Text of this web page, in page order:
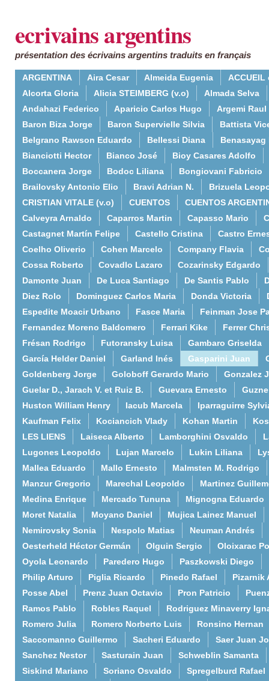
ecrivains argentins
présentation des écrivains argentins traduits en français
ARGENTINA Aira Cesar Almeida Eugenia
ACCUEIL
Alcorta Gloria
Alicia STEIMBERG (v.o)
Almada Selva
Andahazi Federico
Aparicio Carlos Hugo
Argemi Raul
Baron Biza Jorge
Baron Supervielle Silvia
Battista
Belgrano Rawson Eduardo
Bellessi Diana
Benasayag
Bianciotti Hector
Bianco José
Bioy Casares Adolfo
Boccanera Jorge
Bodoc Liliana
Bongiovani Fabricio
Brailovsky Antonio Elio
Bravi Adrian N.
Brizuela
CRISTIAN VITALE (v.o)
CUENTOS
CUENTOS
Calveyra Arnaldo
Caparros Martin Capasso Mario
Castagnet Martín Felipe
Castello Cristina
Castro
Coelho Oliverio
Cohen Marcelo Company Flavia
Cossa Roberto
Covadlo Lazaro
Cozarinsky Edgardo
Damonte Juan
De Luca Santiago De Santis Pablo
Diez Rolo
Dominguez Carlos Maria Donda Victoria
Espedite Moacir Urbano
Fasce Maria
Feinman Jose
Fernandez Moreno Baldomero
Ferrari Kike
Ferrer
Frésan Rodrigo
Futoransky Luisa
Gambaro Griselda
García Helder Daniel
Garland Inés Gasparini Juan
Goldenberg Jorge
Goloboff Gerardo Mario
Gonzalez
Guelar D., Jarach V. et Ruiz B.
Guevara Ernesto
Huston William Henry
Iacub Marcela
Iparraguirre
Kaufman Felix
Kociancich Vlady Kohan Martin
LES LIENS
Laiseca Alberto Lamborghini Osvaldo
Lugones Leopoldo
Lujan Marcelo Lukin Liliana
Mallea Eduardo
Mallo Ernesto
Malmsten M. Rodrigo
Manzur Gregorio
Marechal Leopoldo
Martinez
Medina Enrique
Mercado Tununa
Mignogna Eduardo
Moret Natalia
Moyano Daniel
Mujica Lainez Manuel
Nemirovsky Sonia
Nespolo Matias
Neuman Andrés
Oesterheld Héctor Germán
Olguin Sergio
Oloixarac
Oyola Leonardo
Paredero Hugo
Paszkowski Diego
Philip Arturo
Piglia Ricardo Pinedo Rafael
Pizarnik
Posse Abel
Prenz Juan Octavio Pron Patricio
Ramos Pablo
Robles Raquel
Rodriguez Minaverry
Romero Julia
Romero Norberto Luis
Ronsino Hernan
Saccomanno Guillermo
Sacheri Eduardo
Saer Juan
Sanchez Nestor
Sasturain Juan
Schweblin Samanta
Siskind Mariano
Soriano Osvaldo
Spregelburd Rafael